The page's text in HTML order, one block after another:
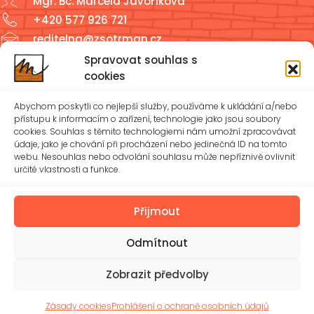
Spravovat souhlas s
cookies
Abychom poskytli co nejlepší služby, používáme k ukládání a/nebo
přístupu k informacím o zařízení, technologie jako jsou soubory
cookies. Souhlas s těmito technologiemi nám umožní zpracovávat
údaje, jako je chování při procházení nebo jedinečná ID na tomto
webu. Nesouhlas nebo odvolání souhlasu může nepříznivě ovlivnit
určité vlastnosti a funkce.
Přijmout
Odmítnout
Zobrazit předvolby
Zásady cookiesProhlášení o ochraně osobních údajů
+420 577 926 721
reditelna@zsotrman.cz
Školní jídelna a školní družina
ŠD: +420 577 926 720
reditelna@zsotrman.cz
Zásady cookies (EU)
Ochrana osobních údajů – GDPR
Spravovat souhlas Prohlášení o přístupnosti
© 2026 Základní škola Mánesova Otrokovice, příspěvková